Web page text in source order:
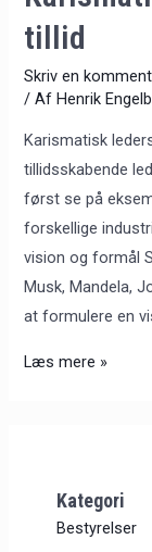
tillid
Skriv en
/ AfHenrik
Karismatisk
tillidsskabende
først se på
forskellige
vision og formål
Musk, Mandela,
at formulere en
Læs mere »
Kategori
Bestyrelser